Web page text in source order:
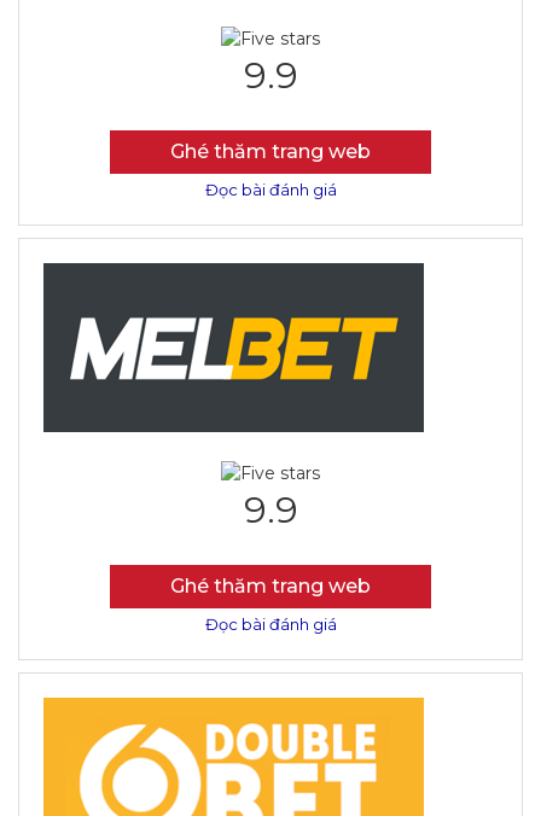
9.9
Ghé thăm trang web
Đọc bài đánh giá
9.9
Ghé thăm trang web
Đọc bài đánh giá